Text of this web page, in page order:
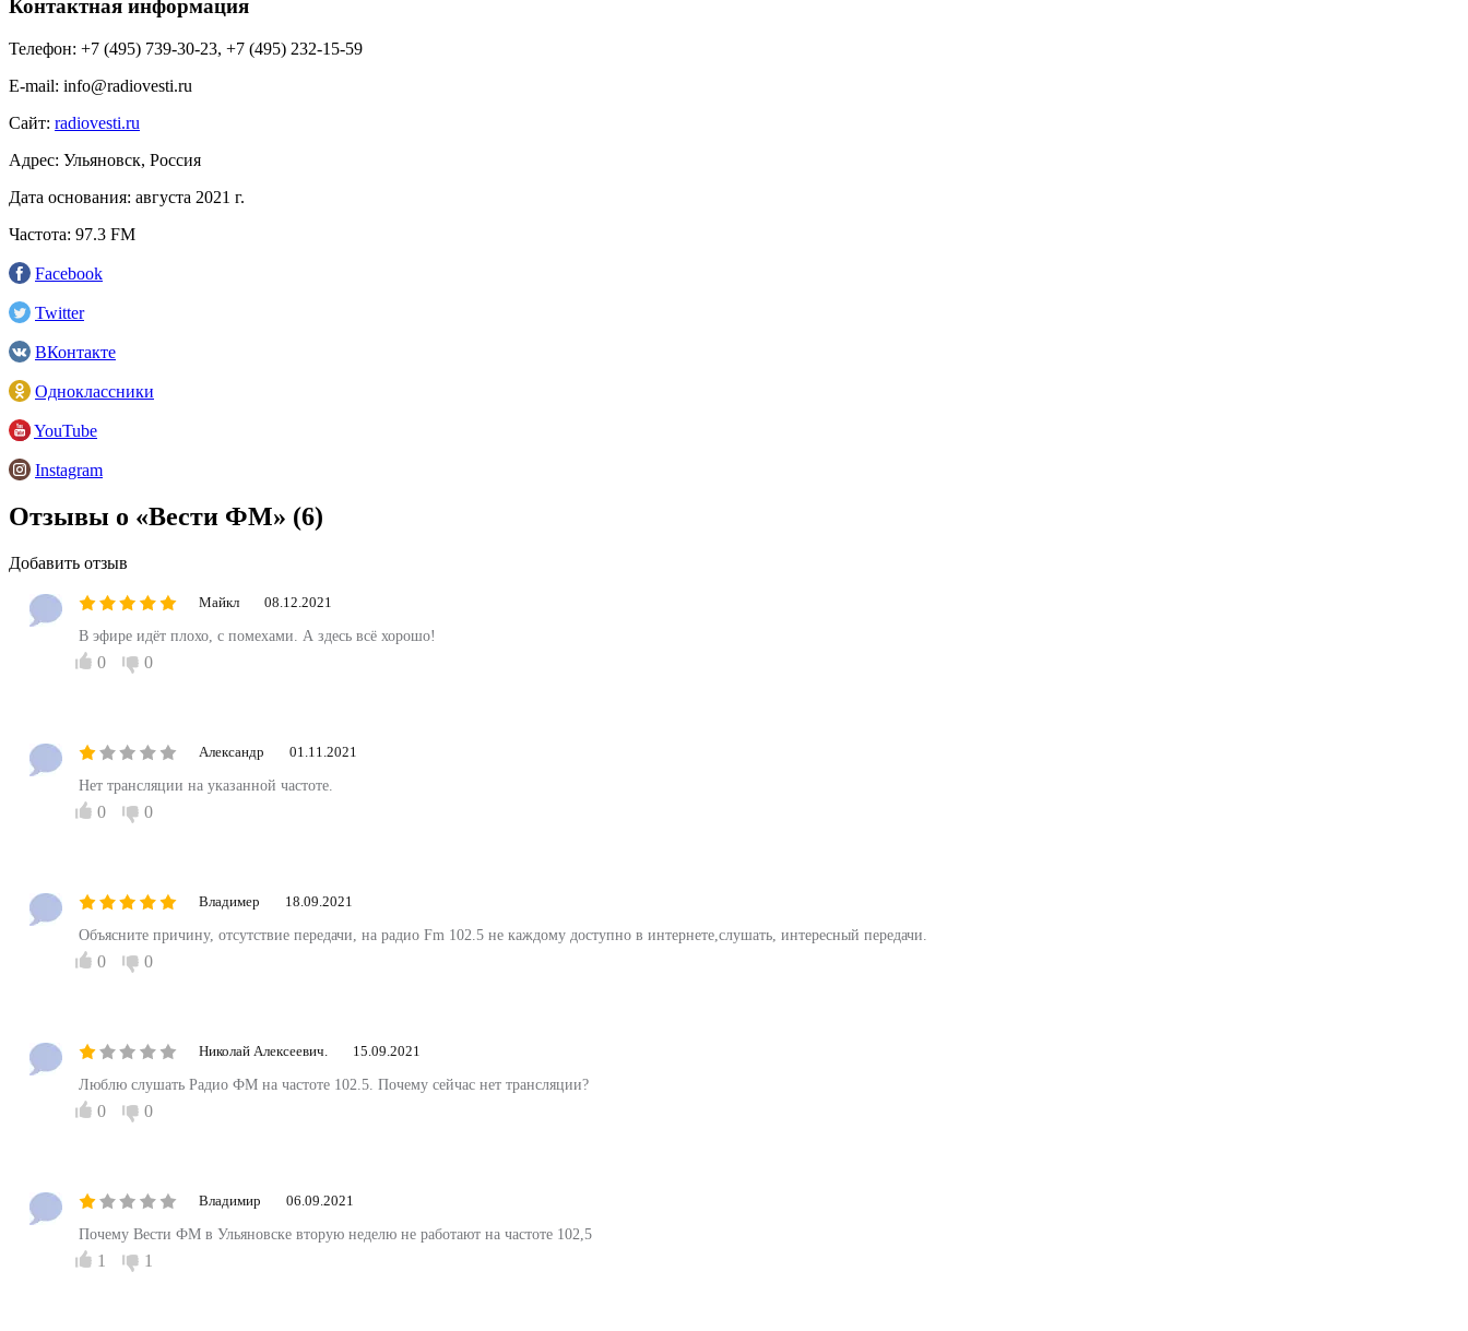
Контактная информация
Телефон: +7 (495) 739-30-23, +7 (495) 232-15-59
E-mail: info@radiovesti.ru
Сайт: radiovesti.ru
Адрес: Ульяновск, Россия
Дата основания: августа 2021 г.
Частота: 97.3 FM
Facebook
Twitter
ВКонтакте
Одноклассники
YouTube
Instagram
Отзывы о «Вести ФМ» (6)
Добавить отзыв
Майкл 08.12.2021
В эфире идёт плохо, с помехами. А здесь всё хорошо!
0 0
Александр 01.11.2021
Нет трансляции на указанной частоте.
0 0
Владимер 18.09.2021
Объясните причину, отсутствие передачи, на радио Fm 102.5 не каждому доступно в интернете,слушать, интересный передачи.
0 0
Николай Алексеевич. 15.09.2021
Люблю слушать Радио ФМ на частоте 102.5. Почему сейчас нет трансляции?
0 0
Владимир 06.09.2021
Почему Вести ФМ в Ульяновске вторую неделю не работают на частоте 102,5
1 1